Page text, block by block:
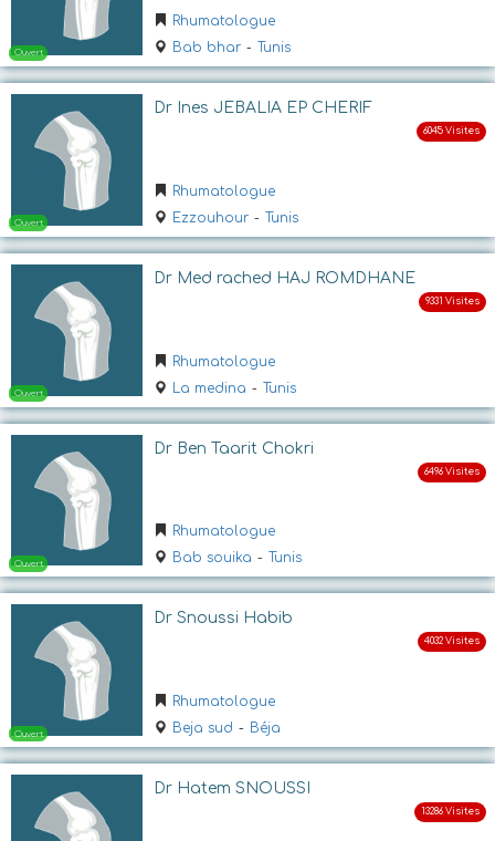
Ouvert
Ouvert
Ouvert
Rhumatologue
Bab bhar - Tunis
Dr Ines JEBALIA EP CHERIF
Rhumatologue
Ezzouhour - Tunis
Dr Med rached HAJ ROMDHANE
Rhumatologue
La medina - Tunis
Dr Ben Taarit Chokri
Rhumatologue
Bab souika - Tunis
Dr Snoussi Habib
Rhumatologue
Beja sud - Béja
Dr Hatem SNOUSSI